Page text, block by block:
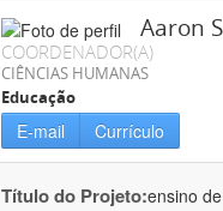
Aaron
COORDENADOR(A)
CIÊNCIAS HUMANAS
Educação
E-mail Currículo
Título do Projeto:ensino